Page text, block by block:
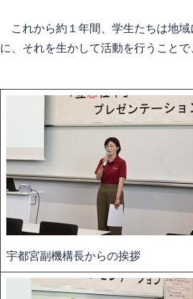
これから約１年間、学生たちは地域
に、それを生かして活動を行うこと
宇都宮副機構長からの挨拶